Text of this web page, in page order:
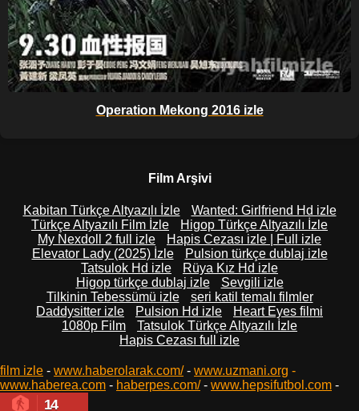
Operation Mekong 2016 izle
Film Arşivi
Kabitan Türkçe Altyazılı İzle
Wanted: Girlfriend Hd izle
Türkçe Altyazılı Film İzle
Higop Türkçe Altyazılı İzle
My Nexdoll 2 full izle
Hapis Cezası izle | Full izle
Elevator Lady (2025) İzle
Pulsion türkçe dublaj izle
Tatsulok Hd izle
Rüya Kız Hd izle
Higop türkçe dublaj izle
Sevgili izle
Tilkinin Tebessümü izle
seri katil temalı filmler
Daddysitter izle
Pulsion Hd izle
Heart Eyes filmi
1080p Film
Tatsulok Türkçe Altyazılı İzle
Hapis Cezası full izle
film izle - www.haberolarak.com/- www.uzmani.org -
www.haberea.com - haberpes.com/- www.hepsifutbol.com -
14